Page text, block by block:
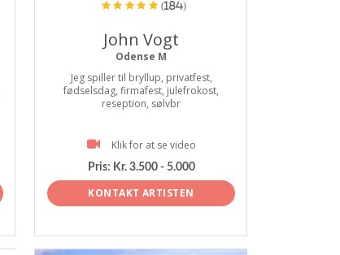
(184)
John Vogt
Odense M
Jeg spiller til bryllup, privatfest,
fødselsdag, firmafest, julefrokost,
reseption, sølvbr
Klik for at se video
Pris: Kr. 3.500 - 5.000
KONTAKT ARTISTEN